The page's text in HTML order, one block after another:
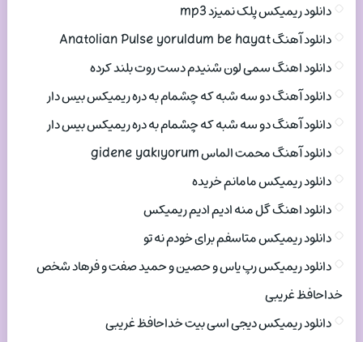
دانلود ریمیکس پلک نمیزد mp3
دانلود آهنگ Anatolian Pulse yoruldum be hayat
دانلود اهنگ سمی لون شنیدم دست روت بلند کرده
دانلود آهنگ دو سه شبه که چشمام به دره ریمیکس بیس دار
دانلود آهنگ دو سه شبه که چشمام به دره ریمیکس بیس دار
دانلود آهنگ محمت الماس gidene yakıyorum
دانلود ریمیکس مامانم خریده
دانلود اهنگ گل منه ادیم ادیم ریمیکس
دانلود ریمیکس متاسفم برای خودم نه تو
دانلود ریمیکس رپ یاس و حصین و حمید صفت و فرهاد شخص
خداحافظ غریبی
دانلود ریمیکس دیجی اسی بیت خداحافظ غریبی